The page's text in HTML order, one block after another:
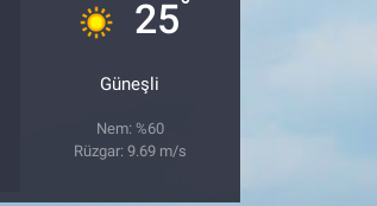
25
Güneşli
Nem: %60
Rüzgar: 9.69 m/s